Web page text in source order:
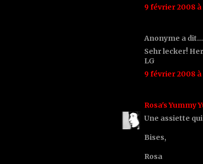
9 février 2008 à
Anonyme a dit…
Sehr lecker!
LG
9 février 2008 à
Rosa's Yummy
Une assiette
Bises,
Rosa